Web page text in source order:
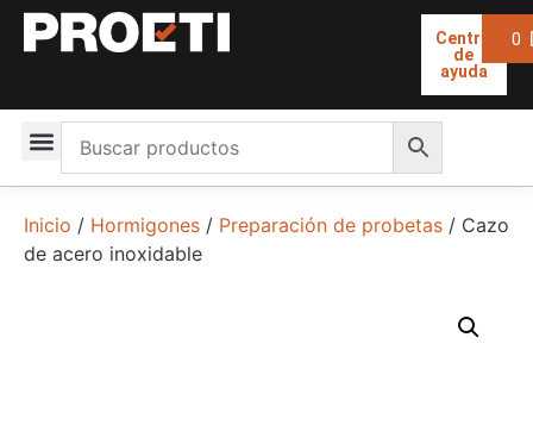
Centro
de
ayuda
0
Inicio / Hormigones / Preparación de probetas / Cazo
de acero inoxidable